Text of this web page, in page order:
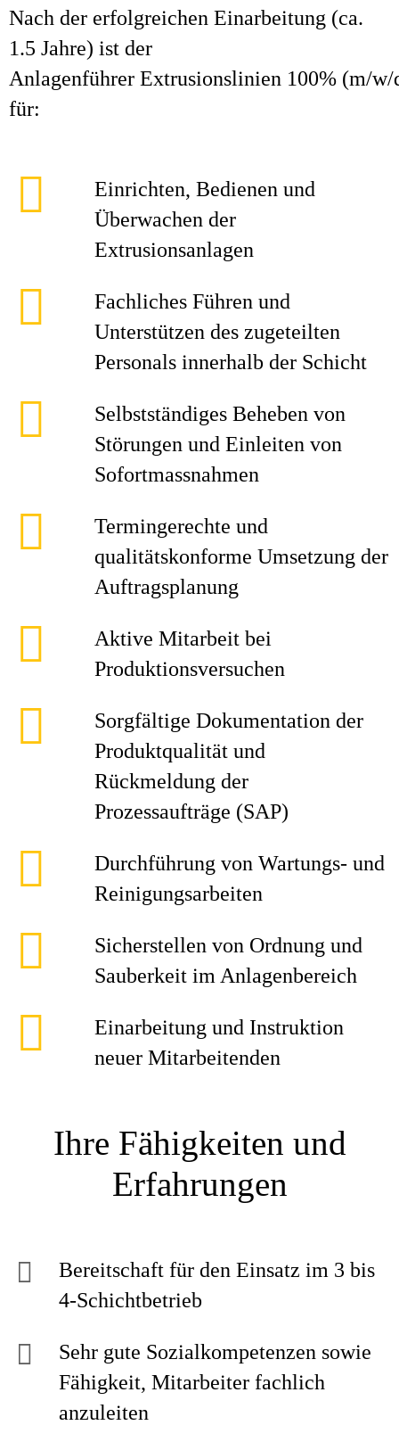
Nach der erfolgreichen Einarbeitung (ca.
1.5 Jahre) ist der
Anlagenführer Extrusionslinien 100% (m/
für:
Einrichten, Bedienen und
Überwachen der
Extrusionsanlagen
Fachliches Führen und
Unterstützen des zugeteilten
Personals innerhalb der Schicht
Selbstständiges Beheben von
Störungen und Einleiten von
Sofortmassnahmen
Termingerechte und
qualitätskonforme Umsetzung der
Auftragsplanung
Aktive Mitarbeit bei
Produktionsversuchen
Sorgfältige Dokumentation der
Produktqualität und
Rückmeldung der
Prozessaufträge (SAP)
Durchführung von Wartungs- und
Reinigungsarbeiten
Sicherstellen von Ordnung und
Sauberkeit im Anlagenbereich
Einarbeitung und Instruktion
neuer Mitarbeitenden
Ihre Fähigkeiten und
Erfahrungen
Bereitschaft für den Einsatz im 3 bis
4-Schichtbetrieb
Sehr gute Sozialkompetenzen sowie
Fähigkeit, Mitarbeiter fachlich
anzuleiten